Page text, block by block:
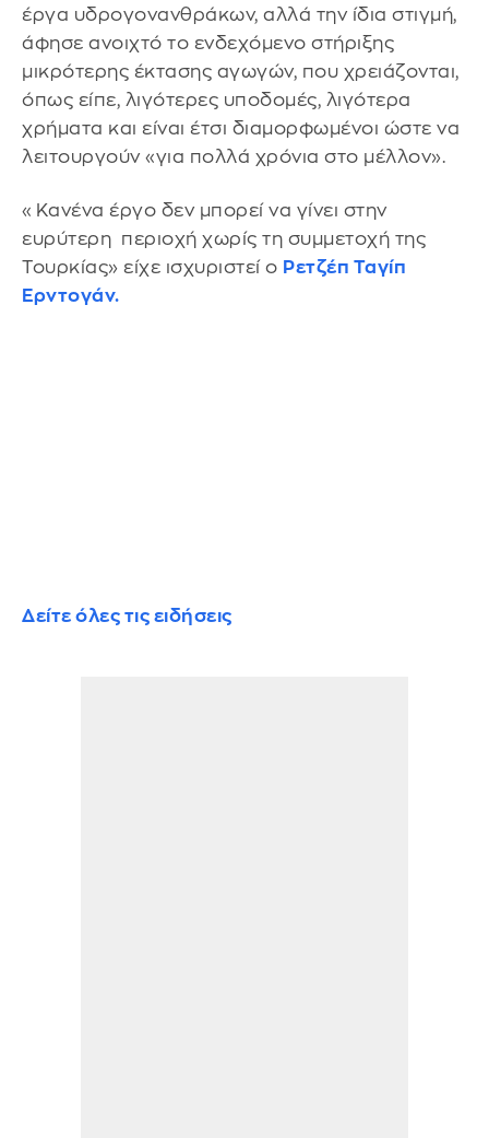
έργα υδρογονανθράκων, αλλά την ίδια στιγμή,
άφησε ανοιχτό το ενδεχόμενο στήριξης
μικρότερης έκτασης αγωγών, που χρειάζονται,
όπως είπε, λιγότερες υποδομές, λιγότερα
χρήματα και είναι έτσι διαμορφωμένοι ώστε να
λειτουργούν «για πολλά χρόνια στο μέλλον».
«Κανένα έργο δεν μπορεί να γίνει στην
ευρύτερη περιοχή χωρίς τη συμμετοχή της
Τουρκίας» είχε ισχυριστεί ο Ρετζέπ Ταγίπ
Ερντογάν.
Δείτε όλες τις ειδήσεις